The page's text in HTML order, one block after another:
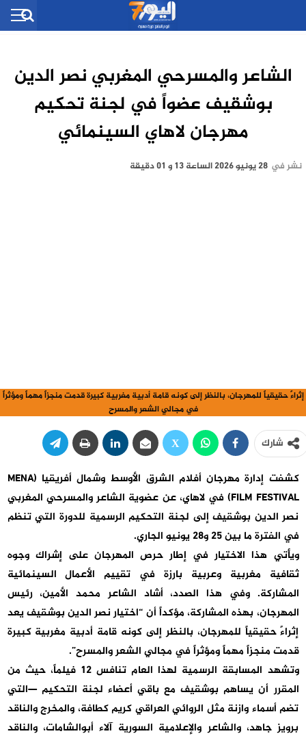
الشاعر والمسرحي المغربي نصر الدين
بوشقيف عضواً في لجنة تحكيم
مهرجان لاهاي السينمائي
نشر في 28 يونيو 2026 الساعة 13 و 01 دقيقة
إثراءً حقيقياً للمهرجان، بالنظر إلى كونه قامة أدبية مغربية كبيرة قدمت منجزاً مهماً ومؤثراً
في مجالي الشعر والمسرح
شارك
كشفت إدارة مهرجان أفلام الشرق الأوسط وشمال أفريقيا (MENA
FILM FESTIVAL) في لاهاي، عن عضوية الشاعر والمسرحي المغربي
نصر الدين بوشقيف إلى لجنة التحكيم الرسمية للدورة التي تنظم
في الفترة ما بين 25 و28 يونيو الجاري.
ويأتي هذا الاختيار في إطار حرص المهرجان على إشراك وجوه
ثقافية مغربية وعربية بارزة في تقييم الأعمال السينمائية
المشاركة. وفي هذا الصدد، أشاد الشاعر محمد الأمين، رئيس
المهرجان، بهذه المشاركة، مؤكداً أن “اختيار نصر الدين بوشقيف يعد
إثراءً حقيقياً للمهرجان، بالنظر إلى كونه قامة أدبية مغربية كبيرة
قدمت منجزاً مهماً ومؤثراً في مجالي الشعر والمسرح”.
وتشهد المسابقة الرسمية لهذا العام تنافس 12 فيلماً، حيث من
المقرر أن يساهم بوشقيف مع باقي أعضاء لجنة التحكيم —التي
تضم أسماء وازنة مثل الروائي العراقي كريم كطافة، والمخرج والناقد
برويز جاهد، والشاعر والإعلامية السورية آلاء أبوالشامات، والناقد